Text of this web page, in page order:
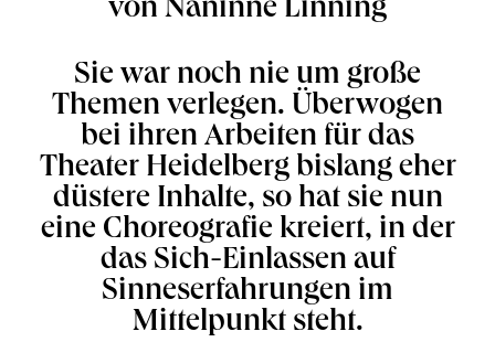
von Naninne Linning
Sie war noch nie um große
Themen verlegen. Überwogen
bei ihren Arbeiten für das
Theater Heidelberg bislang eher
düstere Inhalte, so hat sie nun
eine Choreografie kreiert, in der
das Sich-Einlassen auf
Sinneserfahrungen im
Mittelpunkt steht.